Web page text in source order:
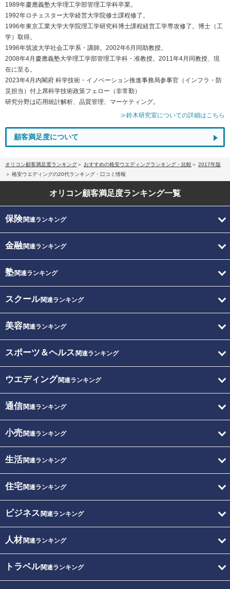
1989年慶應義塾大学理工学部管理工学科卒業。
1992年ロチェスター大学経営大学院修士課程修了。
1996年東京工業大学大学院理工学研究科博士課程経営工学専攻修了。博士（工
学）取得。
1996年筑波大学社会工学系・講師。2002年6月同助教授。
2008年4月慶應義塾大学理工学部管理工学科・准教授。2011年4月同教授、現
在に至る。
2023年4月内閣府 科学技術・イノベーション推進事務局参事官（インフラ・防
災担当）付上席科学技術政策フェロー（非常勤）
研究分野は応用統計解析、品質管理、マーケティング。
≫鈴木研究室についての詳細はこちら
顧客満足度について
オリコン顧客満足度ランキング おすすめの格安ウエディングランキング・比較
2017年版
格安ウエディングの20代ランキング・口コミ情報
オリコン顧客満足度ランキング一覧
保険関連ランキング
金融関連ランキング
塾関連ランキング
スクール関連ランキング
美容関連ランキング
スポーツ＆ヘルス 関連ランキング
ウエディング関連ランキング
通信関連ランキング
小売関連ランキング
生活関連ランキング
住宅関連ランキング
ビジネス 関連ランキング
人材関連ランキング
トラベル関連ランキング